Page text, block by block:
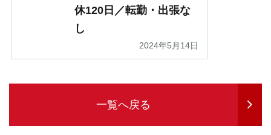
休120日／転勤・出張な
し
2024年5月14日
一覧へ戻る